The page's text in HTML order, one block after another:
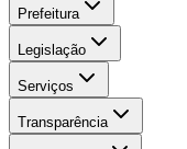
Prefeitura
Legislação
Serviços
Transparência